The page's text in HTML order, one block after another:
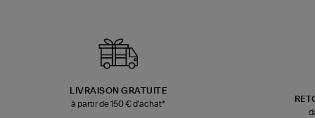
LIVRAISON GRATUITE
à partir de 150 € d'achat*